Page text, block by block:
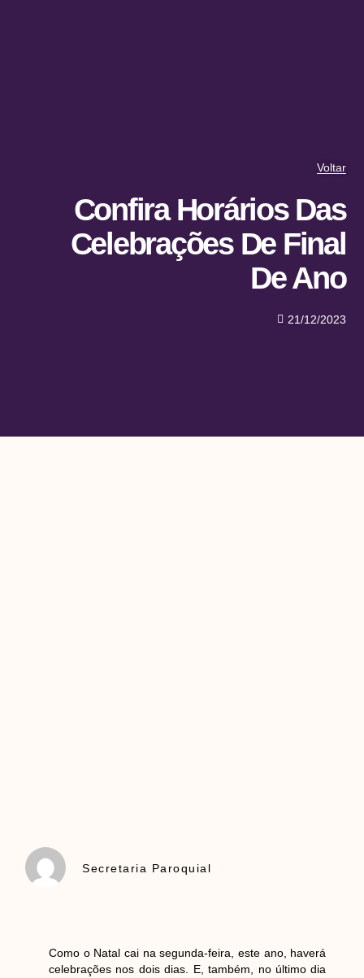
Voltar
Confira Horários Das
Celebrações De Final
De Ano
21/12/2023
Secretaria Paroquial
Como o Natal cai na segunda-feira, este ano, haverá
celebrações nos dois dias. E, também, no último dia